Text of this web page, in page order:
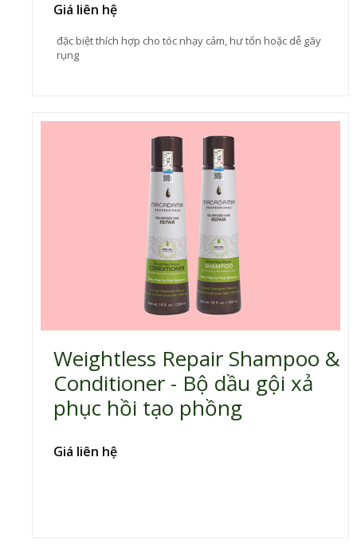
Giá liên hệ
đặc biệt thích hợp cho tóc nhạy cảm, hư tổn hoặc dễ gãy
rụng
Weightless Repair Shampoo &
Conditioner - Bộ dầu gội xả
phục hồi tạo phồng
Giá liên hệ